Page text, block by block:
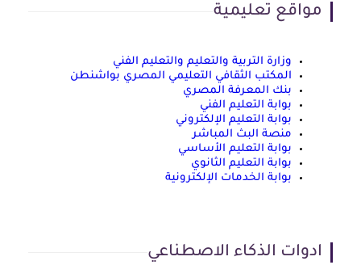
مواقع تعليمية
وزارة التربية والتعليم والتعليم الفني
المكتب الثقافي التعليمي المصري بواشنطن
بنك المعرفة المصري
بوابة التعليم الفني
بوابة التعليم الإلكتروني
منصة البث المباشر
بوابة التعليم الأساسي
بوابة التعليم الثانوي
بوابة الخدمات الإلكترونية
ادوات الذكاء الاصطناعي